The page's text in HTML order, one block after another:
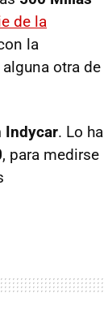
de la
la
otra de
Indycar. Lo ha
, para medirse